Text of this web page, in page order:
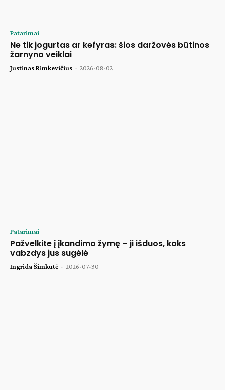
Patarimai
Ne tik jogurtas ar kefyras: šios daržovės būtinos
žarnyno veiklai
Justinas Rimkevičius - 2026-08-02
Patarimai
Pažvelkite į įkandimo žymę – ji išduos, koks
vabzdys jus sugėlė
Ingrida Šimkutė - 2026-07-30